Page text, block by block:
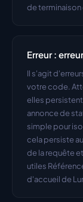
de
Erreur :
Il s'agit
votre code.
elles
annonce de
simple pour
cela persiste
de la requête
utiles
d'accueil de